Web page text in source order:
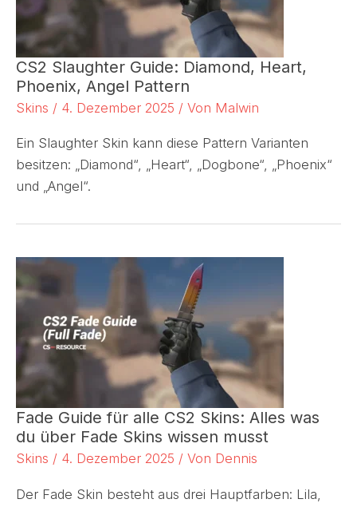
CS2 Slaughter Guide: Diamond, Heart,
Phoenix, Angel Pattern
Skins / 4. Dezember 2025 / Von Malwin
Ein Slaughter Skin kann diese Pattern Varianten
besitzen: „Diamond“, „Heart“, „Dogbone“, „Phoenix“
und „Angel“.
Fade Guide für alle CS2 Skins: Alles was
du über Fade Skins wissen musst
Skins / 4. Dezember 2025 / Von Dennis
Der Fade Skin besteht aus drei Hauptfarben: Lila,